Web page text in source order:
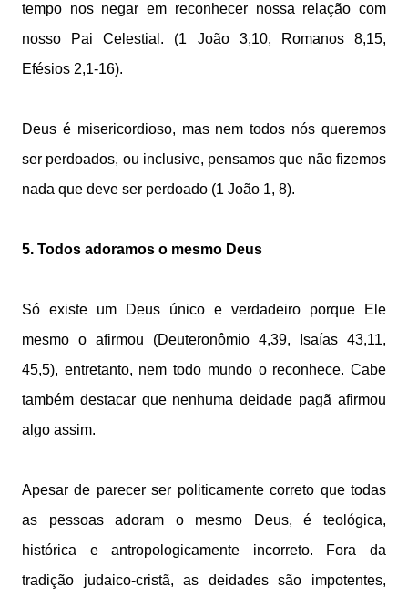
tempo nos negar em reconhecer nossa relação com
nosso Pai Celestial. (1 João 3,10, Romanos 8,15,
Efésios 2,1-16).
Deus é misericordioso, mas nem todos nós queremos
ser perdoados, ou inclusive, pensamos que não fizemos
nada que deve ser perdoado (1 João 1, 8).
5. Todos adoramos o mesmo Deus
Só existe um Deus único e verdadeiro porque Ele
mesmo o afirmou (Deuteronômio 4,39, Isaías 43,11,
45,5), entretanto, nem todo mundo o reconhece. Cabe
também destacar que nenhuma deidade pagã afirmou
algo assim.
Apesar de parecer ser politicamente correto que todas
as pessoas adoram o mesmo Deus, é teológica,
histórica e antropologicamente incorreto. Fora da
tradição judaico-cristã, as deidades são impotentes,